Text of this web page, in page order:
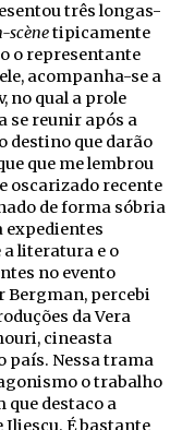
três longas-
scènetipicamente
o representante
acompanha-se a
no qual a prole
se reunir após a
destino que darão
que me lembrou
oscarizado recente
de forma sóbria
expedientes
literatura e o
no evento
Bergman, percebi
da Vera
cineasta
país. Nessa trama
o trabalho
que destaco a
Iliescu. É bastante